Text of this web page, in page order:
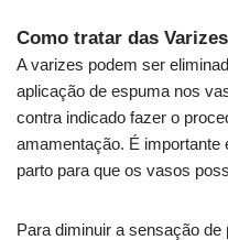
Como tratar das
A varizes podem ser
aplicação de espuma nos
contra indicado fazer o
amamentação. É
parto para que os vasos
Para diminuir a sensação